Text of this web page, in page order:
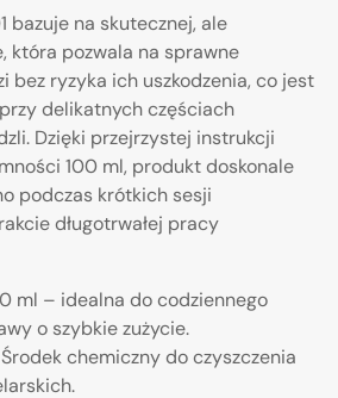
bazuje na skutecznej, ale
która pozwala na sprawne
bez ryzyka ich uszkodzenia, co jest
delikatnych częściach
Dzięki przejrzystej instrukcji
100 ml, produkt doskonale
podczas krótkich sesji
długotrwałej pracy
ml – idealna do codziennego
o szybkie zużycie.
chemiczny do czyszczenia